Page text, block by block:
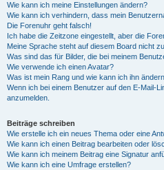
Wie kann ich meine Einstellungen ändern?
Wie kann ich verhindern, dass mein
Die Forenuhr geht falsch!
Ich habe die Zeitzone eingestellt, aber die
Meine Sprache steht auf diesem Board nicht
Was sind das für Bilder, die bei meinem
Wie verwende ich einen Avatar?
Was ist mein Rang und wie kann ich ihn
Wenn ich bei einem Benutzer auf den E-Mail-
anzumelden.
Beiträge schreiben
Wie erstelle ich ein neues Thema oder eine
Wie kann ich einen Beitrag bearbeiten oder
Wie kann ich meinem Beitrag eine Signatur
Wie kann ich eine Umfrage erstellen?